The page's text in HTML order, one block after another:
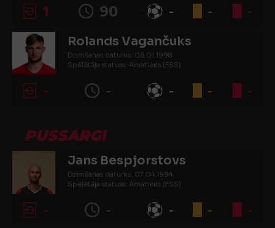
1 90 - - -
Rolands Vagančuks
Dzimšanas datums: 05.01.1998.
Spēlētāja statuss: Amatieris (FSS)
- - - - -
PUSSARGI
Jans Bespjorstovs
Dzimšanas datums: 07.04.1994.
Spēlētāja statuss: Amatieris (FSS)
- - - - -